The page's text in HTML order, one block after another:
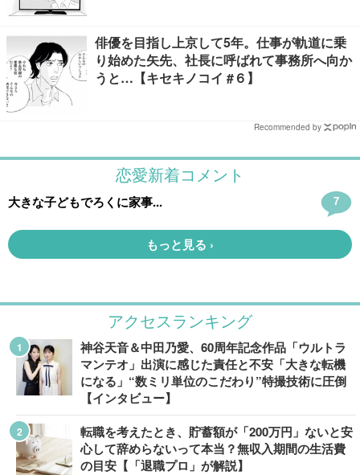
俳優を目指し上京して5年。仕事が軌道に乗
り始めた矢先、社長に呼ばれて事務所へ向か
うと…【キセキノコイ #６】
Recommended by
アクセスランキング
神谷天音＆中田乃愛、60周年記念作品「ウルトラ
マンテオ」出演に感じた責任と不安「大きな転機
になる」“数ミリ単位のこだわり”特撮技術に圧倒
【インタビュー】
転職を考えたとき、貯蓄額が「200万円」ないと安
心して辞めらないって本当？無収入期間の生活費
の目安【「退職プロ」が解説】